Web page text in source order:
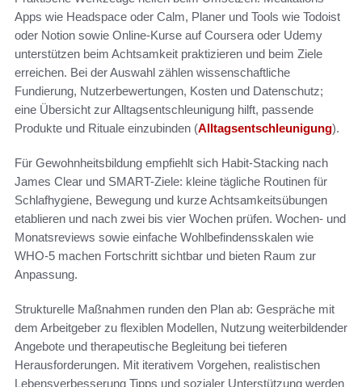
Apps wie Headspace oder Calm, Planer und Tools wie Todoist
oder Notion sowie Online-Kurse auf Coursera oder Udemy
unterstützen beim Achtsamkeit praktizieren und beim Ziele
erreichen. Bei der Auswahl zählen wissenschaftliche
Fundierung, Nutzerbewertungen, Kosten und Datenschutz;
eine Übersicht zur Alltagsentschleunigung hilft, passende
Produkte und Rituale einzubinden (Alltagsentschleunigung).
Für Gewohnheitsbildung empfiehlt sich Habit-Stacking nach
James Clear und SMART-Ziele: kleine tägliche Routinen für
Schlafhygiene, Bewegung und kurze Achtsamkeitsübungen
etablieren und nach zwei bis vier Wochen prüfen. Wochen- und
Monatsreviews sowie einfache Wohlbefindensskalen wie
WHO-5 machen Fortschritt sichtbar und bieten Raum zur
Anpassung.
Strukturelle Maßnahmen runden den Plan ab: Gespräche mit
dem Arbeitgeber zu flexiblen Modellen, Nutzung weiterbildender
Angebote und therapeutische Begleitung bei tieferen
Herausforderungen. Mit iterativem Vorgehen, realistischen
Lebensverbesserung Tipps und sozialer Unterstützung werden